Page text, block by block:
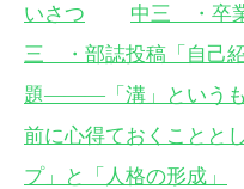
いさつ
中三 ・卒
三 ・部誌投稿「自己紹
題———「溝」という
前に心得ておくことと
プ」と「人格の形成」